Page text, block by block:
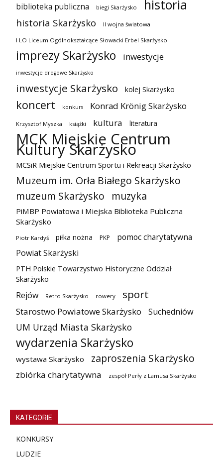
biblioteka publiczna biegi Skarżysko historia
historia Skarżysko II wojna światowa
I LO Liceum Ogólnokształcące Słowacki Erbel Skarżysko
imprezy Skarżysko inwestycje
inwestycje drogowe Skarżysko
inwestycje Skarżysko kolej Skarżysko
koncert konkurs Konrad Krönig Skarżysko
Krzysztof Myszka książki kultura literatura
MCK Miejskie Centrum
Kultury Skarżysko
MCSiR Miejskie Centrum Sportu i Rekreacji Skarżysko
Muzeum im. Orła Białego Skarżysko
muzeum Skarżysko
muzyka
PiMBP Powiatowa i Miejska Biblioteka Publiczna
Skarżysko
Piotr Kardyś piłka nożna PKP
pomoc charytatywna
Powiat Skarżyski
PTH Polskie Towarzystwo Historyczne Oddział
Skarżysko
Rejów Retro Skarżysko rowery sport
Starostwo Powiatowe Skarżysko Suchedniów
UM Urząd Miasta Skarżysko
wydarzenia Skarżysko
wystawa Skarżysko zaproszenia Skarżysko
zbiórka charytatywna zespół Perły z Lamusa Skarżysko
KATEGORIE
KONKURSY
LUDZIE